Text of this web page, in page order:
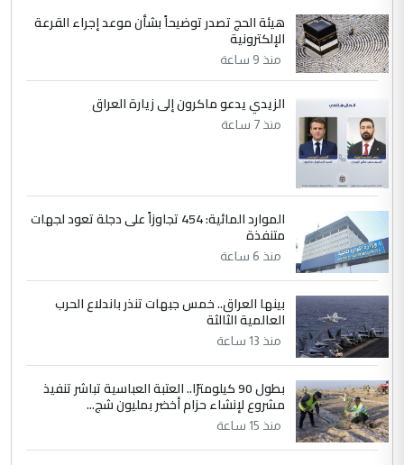
هيئة الحج تصدر توضيحاً بشأن موعد إجراء القرعة
الإلكترونية
منذ 9 ساعة
الزيدي يدعو ماكرون إلى زيارة العراق
منذ 7 ساعة
الموارد المائية: 454 تجاوزاً على دجلة تعود لجهات
متنفذة
منذ 6 ساعة
بينها العراق.. خمس جبهات تنذر باندلاع الحرب
العالمية الثالثة
منذ 13 ساعة
بطول 90 كيلومترًا.. العتبة العباسية تباشر تنفيذ
مشروع لإنشاء حزام أخضر بمليون شج...
منذ 15 ساعة